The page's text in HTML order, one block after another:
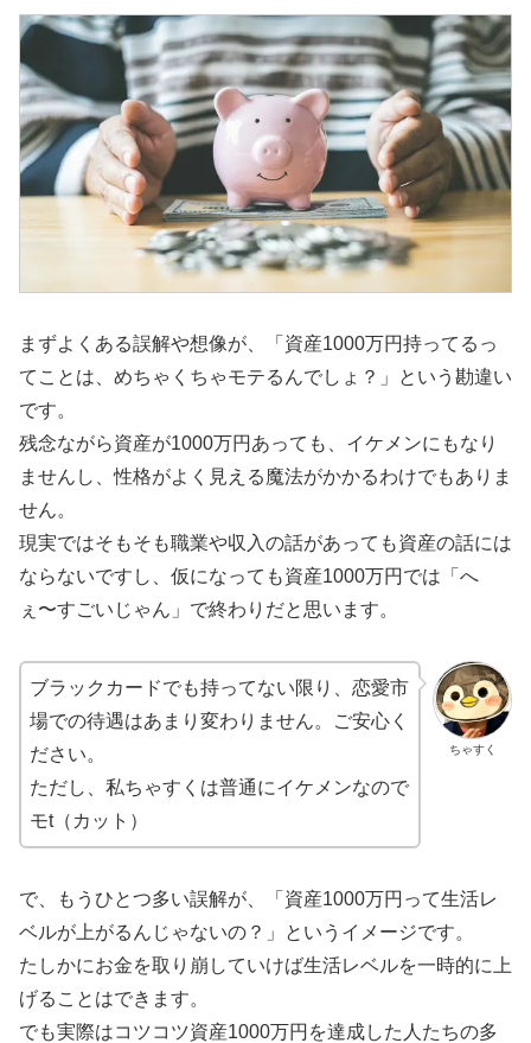
まずよくある誤解や想像が、「資産1000万円持ってるっ
てことは、めちゃくちゃモテるんでしょ？」という勘違い
です。
残念ながら資産が1000万円あっても、イケメンにもなり
ませんし、性格がよく見える魔法がかかるわけでもありま
せん。
現実ではそもそも職業や収入の話があっても資産の話には
ならないですし、仮になっても資産1000万円では「へ
ぇ〜すごいじゃん」で終わりだと思います。
ちゃすく
ブラックカードでも持ってない限り、恋愛市
場での待遇はあまり変わりません。ご安心く
ださい。
ただし、私ちゃすくは普通にイケメンなので
モt（カット）
で、もうひとつ多い誤解が、「資産1000万円って生活レ
ベルが上がるんじゃないの？」というイメージです。
たしかにお金を取り崩していけば生活レベルを一時的に上
げることはできます。
でも実際はコツコツ資産1000万円を達成した人たちの多